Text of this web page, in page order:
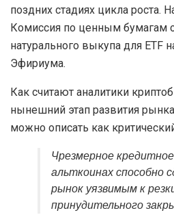
поздних стадиях цикла роста.
Комиссия по ценным бумагам
натурального выкупа для ETF
Эфириума.
Как считают аналитики
нынешний этап развития
можно описать как
Чрезмерное
альткоинах способно
рынок уязвимым к
принудительного